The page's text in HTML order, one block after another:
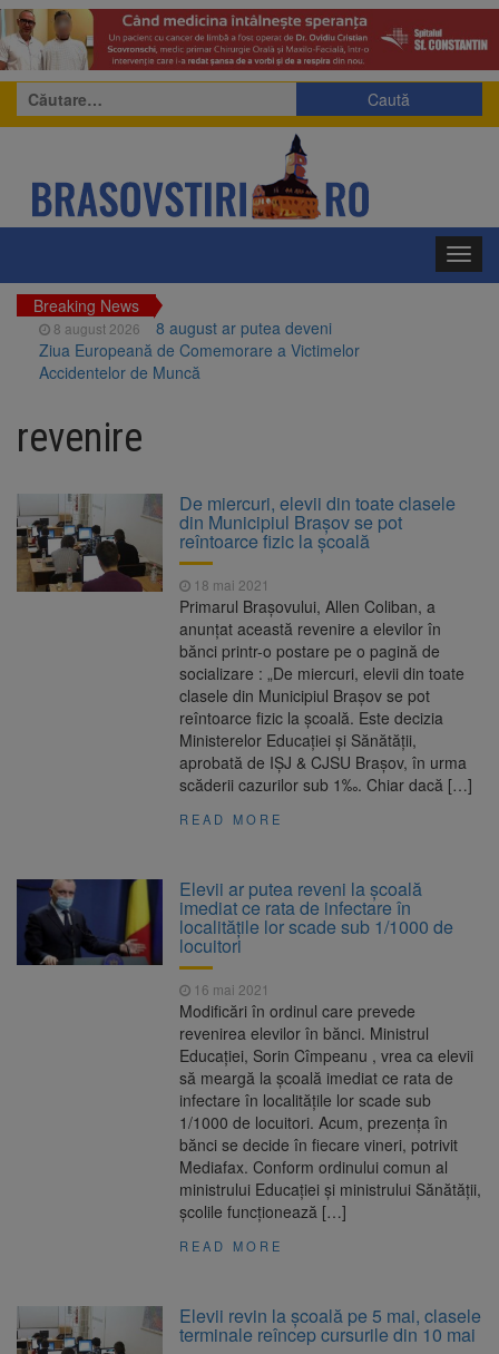
Caută
după:
Breaking News
8 august 2026
8 august ar putea deveni
Ziua Europeană de Comemorare a Victimelor
Accidentelor de Muncă
fostului complex Duplex 91, de lângă Piața
Star
Nivelul Dunării a început să crească
8 august 2026
Asociația Română pentru
Iluminat cere reducerea luminii pe timpul
nopții, nu oprirea iluminatului public
7 august 2026
Trafic blocat pe DN1E Brașov
– Poiana Brașov după un accident. Două
persoane primesc îngrijiri medicale
Se schimbă examenul de
medic specialist. Subiecte unice în toată țara,
aceeași oră și același barem
revenire
De miercuri, elevii din toate clasele
din Municipiul Brașov se pot
reîntoarce fizic la școală
18 mai 2021
Primarul Braşovului, Allen Coliban, a
anunţat această revenire a elevilor în
bănci printr-o postare pe o pagină de
socializare : „De miercuri, elevii din toate
clasele din Municipiul Brașov se pot
reîntoarce fizic la școală. Este decizia
Ministerelor Educației și Sănătății,
aprobată de IȘJ & CJSU Brașov, în urma
scăderii cazurilor sub 1‰. Chiar dacă […]
READ MORE
Elevii ar putea reveni la școală
imediat ce rata de infectare în
localitățile lor scade sub 1/1000 de
locuitori
16 mai 2021
Modificări în ordinul care prevede
revenirea elevilor în bănci. Ministrul
Educației, Sorin Cîmpeanu , vrea ca elevii
să meargă la școală imediat ce rata de
infectare în localitățile lor scade sub
1/1000 de locuitori. Acum, prezența în
bănci se decide în fiecare vineri, potrivit
Mediafax. Conform ordinului comun al
ministrului Educației și ministrului Sănătății,
școlile funcționează […]
READ MORE
Elevii revin la școală pe 5 mai, clasele
terminale reîncep cursurile din 10 mai